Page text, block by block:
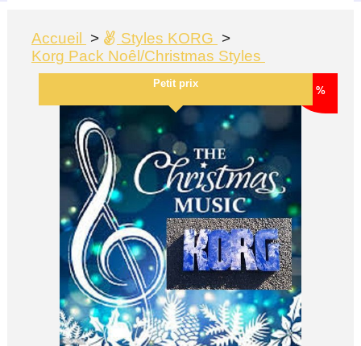
Accueil
Styles KORG
Korg Pack Noêl/Christmas Styles
Petit prix
- 20 %